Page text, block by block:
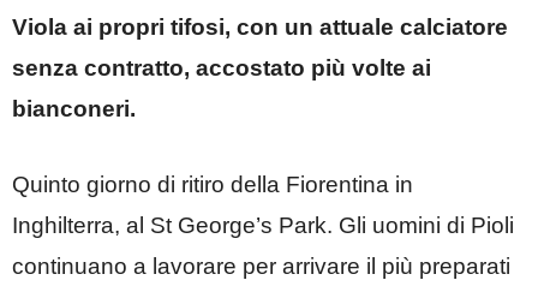
Viola ai propri tifosi, con un attuale calciatore
senza contratto, accostato più volte ai
bianconeri.
Quinto giorno di ritiro della Fiorentina in
Inghilterra, al St George’s Park. Gli uomini di Pioli
continuano a lavorare per arrivare il più preparati